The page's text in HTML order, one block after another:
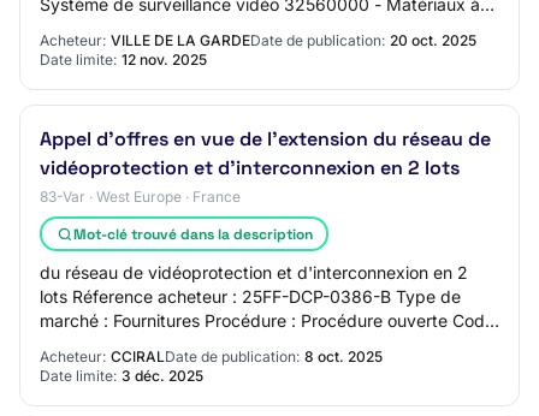
Système de surveillance vidéo 32560000 - Matériaux à
Acheteur: VILLE DE LA GARDEDate de publication: 20 oct. 2025
Date limite: 12 nov. 2025
Appel d'offres en vue de l'extension du réseau de
vidéoprotection et d'interconnexion en 2 lots
83-Var · West Europe · France
Mot-clé trouvé dans la description
du réseau de vidéoprotection et d'interconnexion en 2
lots Réference acheteur : 25FF-DCP-0386-B Type de
marché : Fournitures Procédure : Procédure ouverte Code
Acheteur: CCIRALDate de publication: 8 oct. 2025
Date limite: 3 déc. 2025